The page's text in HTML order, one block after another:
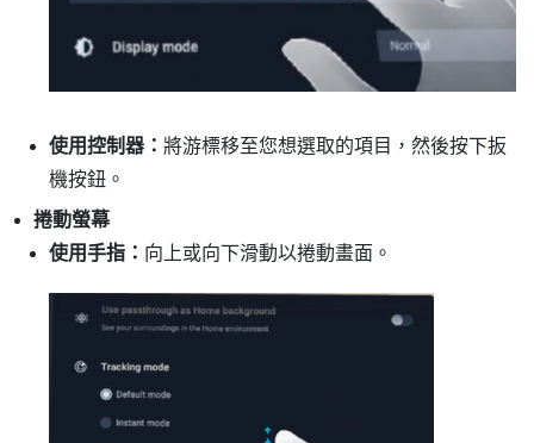
使用控制器： 將游標移至您想選取的項目，然後按下扳
機按鈕。
捲動螢幕
使用手指： 向上或向下滑動以捲動畫面。